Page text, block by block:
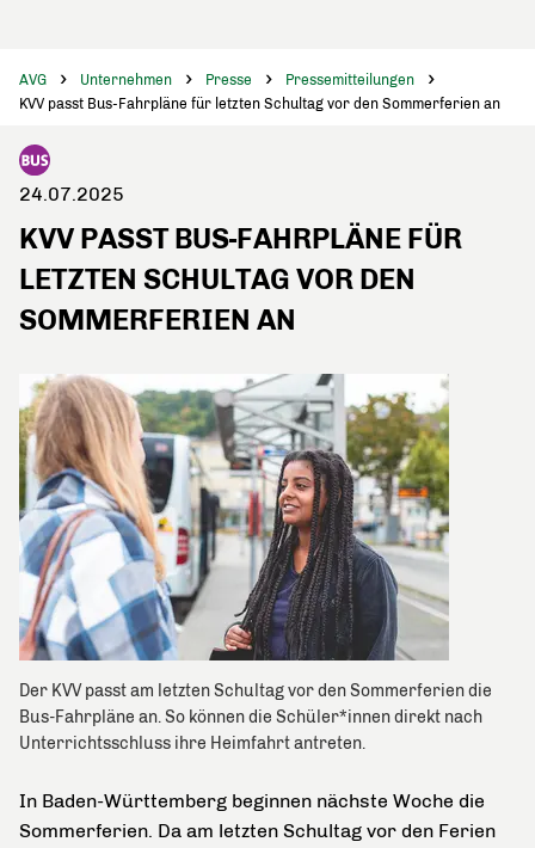
AVG Unternehmen Presse
Pressemitteilungen
KVV passt Bus-Fahrpläne für letzten Schultag vor den Sommerferien an
24.07.2025
KVV PASST BUS-FAHRPLÄNE FÜR
LETZTEN SCHULTAG VOR DEN
SOMMERFERIEN AN
Der KVV passt am letzten Schultag vor den Sommerferien die
Bus-Fahrpläne an. So können die Schüler*innen direkt nach
Unterrichtsschluss ihre Heimfahrt antreten.
In Baden-Württemberg beginnen nächste Woche die
Sommerferien. Da am letzten Schultag vor den Ferien